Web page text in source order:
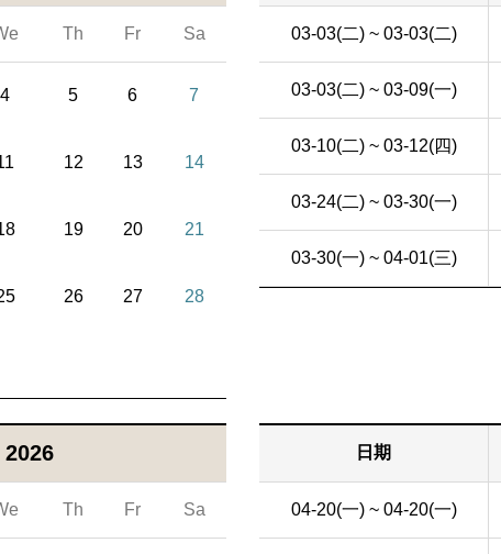
Th Fr Sa
4 5 6 7
12 13 14
19 20 21
26 27 28
03-03(二) ~ 03-03(二)
03-03(二) ~ 03-09(一)
03-10(二) ~ 03-12(四)
03-24(二) ~ 03-30(一)
03-30(一) ~ 04-01(三)
Th Fr Sa
日期
04-20(一) ~ 04-20(一)